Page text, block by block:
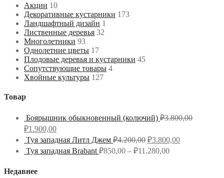
Акции 10
Декоративные кустарники 173
Ландшафтный дизайн 1
Лиственные деревья 32
Многолетники 93
Однолетние цветы 17
Плодовые деревья и кустарники 45
Сопутствующие товары 4
Хвойные культуры 127
Товар
Боярышник обыкновенный (колючий) ₽3.800,00
₽1.900,00
Туя западная Литл Джем ₽4.200,00 ₽3.800,00
Туя западная Brabant ₽850,00 – ₽11.280,00
Недавнее